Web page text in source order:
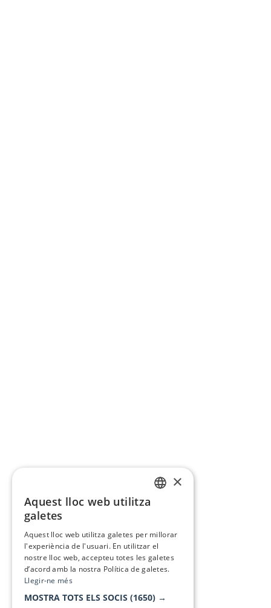
×
Aquest lloc web utilitza
galetes
Aquest lloc web utilitza galetes per millorar
l'experiència de l'usuari. En utilitzar el
nostre lloc web, accepteu totes les galetes
d’acord amb la nostra Política de galetes.
Llegir-ne més
MOSTRA TOTS ELS SOCIS (1650) →